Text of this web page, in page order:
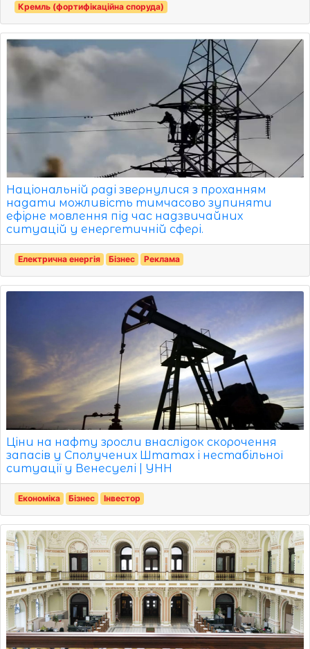
Кремль (фортифікаційна споруда)
Національній раді звернулися з проханням
надати можливість тимчасово зупиняти
ефірне мовлення під час надзвичайних
ситуацій у енергетичній сфері.
Електрична енергія Бізнес Реклама
Ціни на нафту зросли внаслідок скорочення
запасів у Сполучених Штатах і нестабільної
ситуації у Венесуелі | УНН
Економіка Бізнес Інвестор